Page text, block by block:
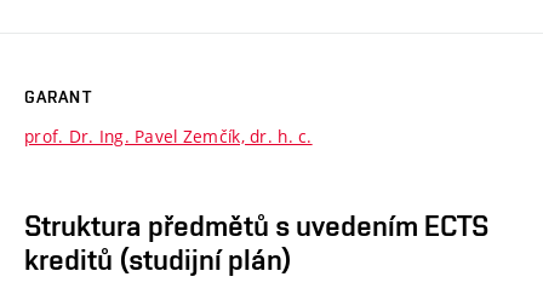
GARANT
prof. Dr. Ing. Pavel Zemčík, dr. h. c.
Struktura předmětů s uvedením ECTS
kreditů (studijní plán)